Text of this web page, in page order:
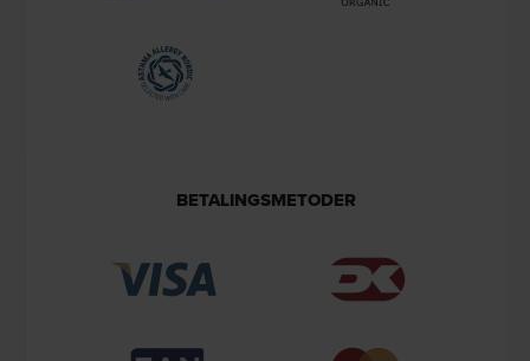
BETALINGSMETODER